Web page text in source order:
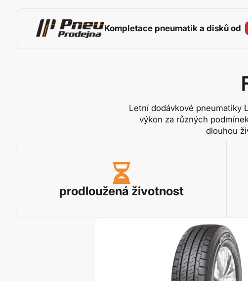
Kompletace pneumatik a disků od
Letní dodávkové pneumatiky
výkon za různých
dlouhou
prodloužená životnost